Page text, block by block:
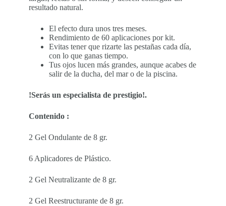
resultado natural.
El efecto dura unos tres meses.
Rendimiento de 60 aplicaciones por kit.
Evitas tener que rizarte las pestañas cada día,
con lo que ganas tiempo.
Tus ojos lucen más grandes, aunque acabes de
salir de la ducha, del mar o de la piscina.
!Serás un especialista de prestigio!.
Contenido :
2 Gel Ondulante de 8 gr.
6 Aplicadores de Plástico.
2 Gel Neutralizante de 8 gr.
2 Gel Reestructurante de 8 gr.